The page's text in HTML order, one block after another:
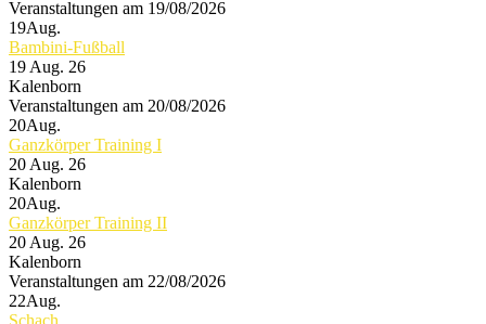
Veranstaltungen am 19/08/2026
19Aug.
Bambini-Fußball
19 Aug. 26
Kalenborn
Veranstaltungen am 20/08/2026
20Aug.
Ganzkörper Training I
20 Aug. 26
Kalenborn
20Aug.
Ganzkörper Training II
20 Aug. 26
Kalenborn
Veranstaltungen am 22/08/2026
22Aug.